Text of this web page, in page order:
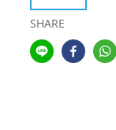
SHARE